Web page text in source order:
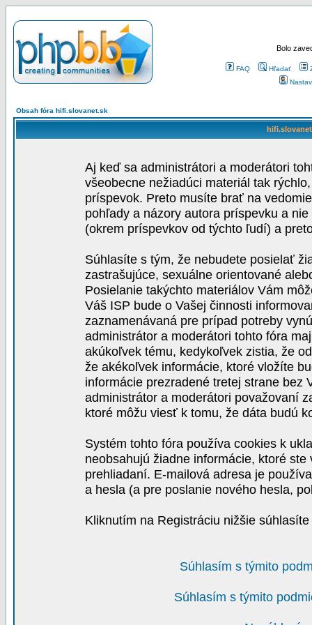
Bolo
FAQ Hľadať
Obsah fóra hifi.slovanet.sk
Aj keď sa administrátori a moderátori
všeobecne nežiadúci materiál tak
príspevok. Preto musíte brať na
pohľady a názory autora príspevku a
(okrem príspevkov od týchto ľudí) a
Súhlasíte s tým, že nebudete posielať
zastrašujúce, sexuálne orientované
Posielanie takýchto materiálov Vám
Váš ISP bude o Vašej činnosti
zaznamenávaná pre prípad potreby
administrátor a moderátori tohto fóra
akúkoľvek tému, kedykoľvek zistia, že
že akékoľvek informácie, ktoré vložíte
informácie prezradené tretej strane bez
administrátor a moderátori považovaní
ktoré môžu viesť k tomu, že dáta budú
Systém tohto fóra používa cookies k
neobsahujú žiadne informácie, ktoré
prehliadaní. E-mailová adresa je
a hesla (a pre poslanie nového hesla,
Kliknutím na Registráciu nižšie
Súhlasím s týmito
Súhlasím s týmito